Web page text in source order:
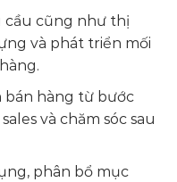
cầu cũng như thị
và phát triển mối
hàng từ bước
và chăm sóc sau
phân bổ mục